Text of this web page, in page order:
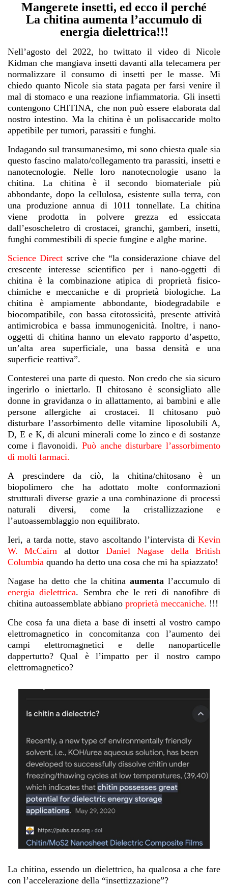
Mangerete insetti, ed ecco il perché
La chitina aumenta l’accumulo di
energia dielettrica!!!
Nell’agosto del 2022, ho twittato il video di Nicole
Kidman che mangiava insetti davanti alla telecamera per
normalizzare il consumo di insetti per le masse. Mi
chiedo quanto Nicole sia stata pagata per farsi venire il
mal di stomaco e una reazione infiammatoria. Gli insetti
contengono CHITINA, che non può essere elaborata dal
nostro intestino. Ma la chitina è un polisaccaride molto
appetibile per tumori, parassiti e funghi.
Indagando sul transumanesimo, mi sono chiesta quale sia
questo fascino malato/collegamento tra parassiti, insetti e
nanotecnologie. Nelle loro nanotecnologie usano la
chitina. La chitina è il secondo biomateriale più
abbondante, dopo la cellulosa, esistente sulla terra, con
una produzione annua di 1011 tonnellate. La chitina
viene prodotta in polvere grezza ed essiccata
dall’esoscheletro di crostacei, granchi, gamberi, insetti,
funghi commestibili di specie fungine e alghe marine.
Science Direct scrive che “la considerazione chiave del
crescente interesse scientifico per i nano-oggetti di
chitina è la combinazione atipica di proprietà fisico-
chimiche e meccaniche e di proprietà biologiche. La
chitina è ampiamente abbondante, biodegradabile e
biocompatibile, con bassa citotossicità, presente attività
antimicrobica e bassa immunogenicità. Inoltre, i nano-
oggetti di chitina hanno un elevato rapporto d’aspetto,
un’alta area superficiale, una bassa densità e una
superficie reattiva”.
Contesterei una parte di questo. Non credo che sia sicuro
ingerirlo o iniettarlo. Il chitosano è sconsigliato alle
donne in gravidanza o in allattamento, ai bambini e alle
persone allergiche ai crostacei. Il chitosano può
disturbare l’assorbimento delle vitamine liposolubili A,
D, E e K, di alcuni minerali come lo zinco e di sostanze
come i flavonoidi. Può anche disturbare l’assorbimento
di molti farmaci.
A prescindere da ciò, la chitina/chitosano è un
biopolimero che ha adottato molte conformazioni
strutturali diverse grazie a una combinazione di processi
naturali diversi, come la cristallizzazione e
l’autoassemblaggio non equilibrato.
Ieri, a tarda notte, stavo ascoltando l’intervista diKevin
W. McCairn al dottorDaniel Nagase della British
Columbia quando ha detto una cosa che mi ha spiazzato!
Nagase ha detto che la chitinaaumenta l’accumulo di
energia dielettrica. Sembra che le reti di nanofibre di
chitina autoassemblate abbiano proprietà meccaniche. !!!
Che cosa fa una dieta a base di insetti al vostro campo
elettromagnetico in concomitanza con l’aumento dei
campi elettromagnetici e delle nanoparticelle
dappertutto? Qual è l’impatto per il nostro campo
elettromagnetico?
La chitina, essendo un dielettrico, ha qualcosa a che fare
con l’accelerazione della “insettizzazione”?